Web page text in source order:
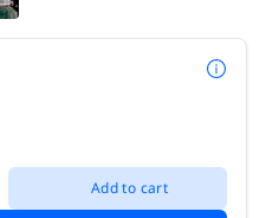
Add to cart